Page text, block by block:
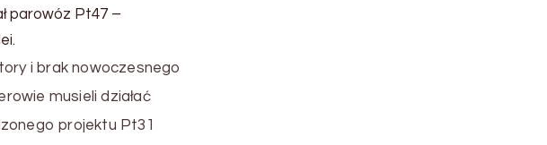
parowóz Pt47 –
i brak nowoczesnego
musieli działać
projektu Pt31